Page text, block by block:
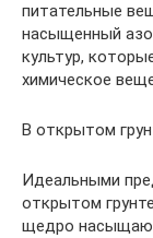
питательные
насыщенный
культур,
химическое
В открытом
Идеальными
открытом
щедро